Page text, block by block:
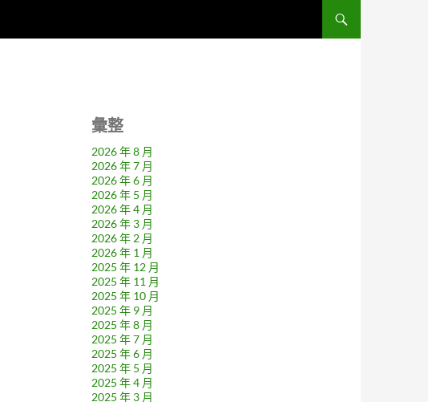
彙整
2026 年 8 月
2026 年 7 月
2026 年 6 月
2026 年 5 月
2026 年 4 月
2026 年 3 月
2026 年 2 月
2026 年 1 月
2025 年 12 月
2025 年 11 月
2025 年 10 月
2025 年 9 月
2025 年 8 月
2025 年 7 月
2025 年 6 月
2025 年 5 月
2025 年 4 月
2025 年 3 月